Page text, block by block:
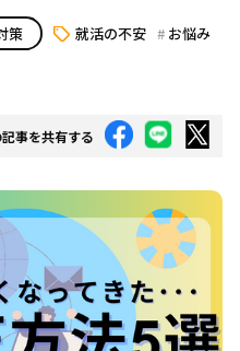
策 就活の不安 お悩み
記事を共有する